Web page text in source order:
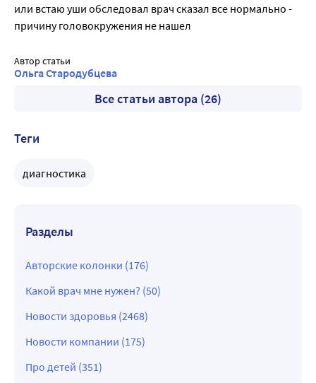
или встаю уши обследовал врач сказал все нормально -
причину головокружения не нашел
Автор статьи
Ольга Стародубцева
Все статьи автора (26)
Теги
диагностика
Разделы
Авторские колонки (176)
Какой врач мне нужен? (50)
Новости здоровья (2468)
Новости компании (175)
Про детей (351)